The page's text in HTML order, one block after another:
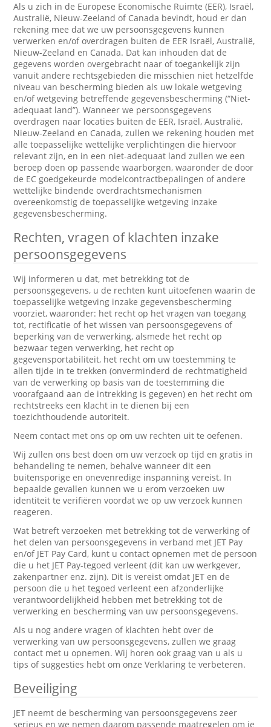
Als u zich in de Europese Economische Ruimte (EER), Israël,
Australië, Nieuw-Zeeland of Canada bevindt, houd er dan
rekening mee dat we uw persoonsgegevens kunnen
verwerken en/of overdragen buiten de EER Israël, Australië,
Nieuw-Zeeland en Canada. Dat kan inhouden dat de
gegevens worden overgebracht naar of toegankelijk zijn
vanuit andere rechtsgebieden die misschien niet hetzelfde
niveau van bescherming bieden als uw lokale wetgeving
en/of wetgeving betreffende gegevensbescherming (“Niet-
adequaat land”). Wanneer we persoonsgegevens
overdragen naar locaties buiten de EER, Israël, Australië,
Nieuw-Zeeland en Canada, zullen we rekening houden met
alle toepasselijke wettelijke verplichtingen die hiervoor
relevant zijn, en in een niet-adequaat land zullen we een
beroep doen op passende waarborgen, waaronder de door
de EC goedgekeurde modelcontractbepalingen of andere
wettelijke bindende overdrachtsmechanismen
overeenkomstig de toepasselijke wetgeving inzake
gegevensbescherming.
Rechten, vragen of klachten inzake
persoonsgegevens
Wij informeren u dat, met betrekking tot de
persoonsgegevens, u de rechten kunt uitoefenen waarin de
toepasselijke wetgeving inzake gegevensbescherming
voorziet, waaronder: het recht op het vragen van toegang
tot, rectificatie of het wissen van persoonsgegevens of
beperking van de verwerking, alsmede het recht op
bezwaar tegen verwerking, het recht op
gegevensportabiliteit, het recht om uw toestemming te
allen tijde in te trekken (onverminderd de rechtmatigheid
van de verwerking op basis van de toestemming die
voorafgaand aan de intrekking is gegeven) en het recht om
rechtstreeks een klacht in te dienen bij een
toezichthoudende autoriteit.
Neem contact met ons op om uw rechten uit te oefenen.
Wij zullen ons best doen om uw verzoek op tijd en gratis in
behandeling te nemen, behalve wanneer dit een
buitensporige en onevenredige inspanning vereist. In
bepaalde gevallen kunnen we u erom verzoeken uw
identiteit te verifiëren voordat we op uw verzoek kunnen
reageren.
Wat betreft verzoeken met betrekking tot de verwerking of
het delen van persoonsgegevens in verband met JET Pay
en/of JET Pay Card, kunt u contact opnemen met de persoon
die u het JET Pay-tegoed verleent (dit kan uw werkgever,
zakenpartner enz. zijn). Dit is vereist omdat JET en de
persoon die u het tegoed verleent een afzonderlijke
verantwoordelijkheid hebben met betrekking tot de
verwerking en bescherming van uw persoonsgegevens.
Als u nog andere vragen of klachten hebt over de
verwerking van uw persoonsgegevens, zullen we graag
contact met u opnemen. Wij horen ook graag van u als u
tips of suggesties hebt om onze Verklaring te verbeteren.
Beveiliging
JET neemt de bescherming van persoonsgegevens zeer
serieus en we nemen daarom passende maatregelen om je